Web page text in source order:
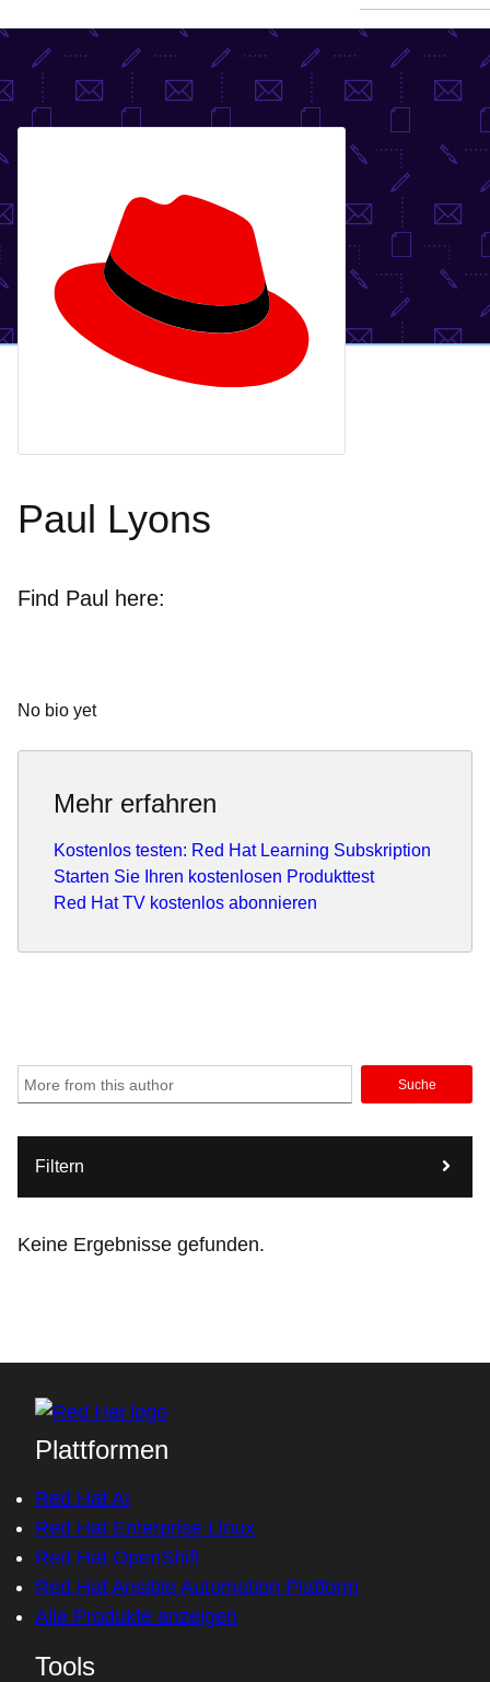
Paul Lyons
Find Paul here:
No bio yet
Mehr erfahren
Kostenlos testen: Red Hat Learning Subskription
Starten Sie Ihren kostenlosen Produkttest
Red Hat TV kostenlos abonnieren
Suche
Filtern
Keine Ergebnisse gefunden.
Plattformen
Red Hat AI
Red Hat Enterprise Linux
Red Hat OpenShift
Red Hat Ansible Automation Platform
Alle Produkte anzeigen
Tools